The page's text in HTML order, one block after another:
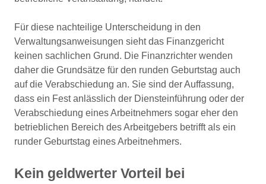
Für diese nachteilige Unterscheidung in den
Verwaltungsanweisungen sieht das Finanzgericht
keinen sachlichen Grund. Die Finanzrichter wenden
daher die Grundsätze für den runden Geburtstag auch
auf die Verabschiedung an. Sie sind der Auffassung,
dass ein Fest anlässlich der Diensteinführung oder der
Verabschiedung eines Arbeitnehmers sogar eher den
betrieblichen Bereich des Arbeitgebers betrifft als ein
runder Geburtstag eines Arbeitnehmers.
Kein geldwerter Vorteil bei